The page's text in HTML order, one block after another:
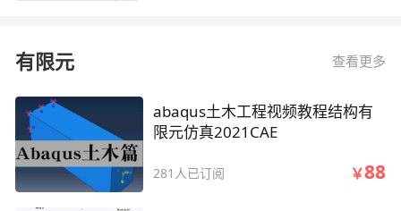
有限元 查看更多
abaqus土木工程视频教程结构有
限元仿真2021CAE
281人已订阅 ￥88